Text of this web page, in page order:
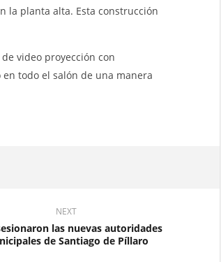
ciudadana !
12
la planta alta. Esta construcción
video proyección con
todo el salón de una manera
NEXT
las nuevas autoridades
de Santiago de Píllaro